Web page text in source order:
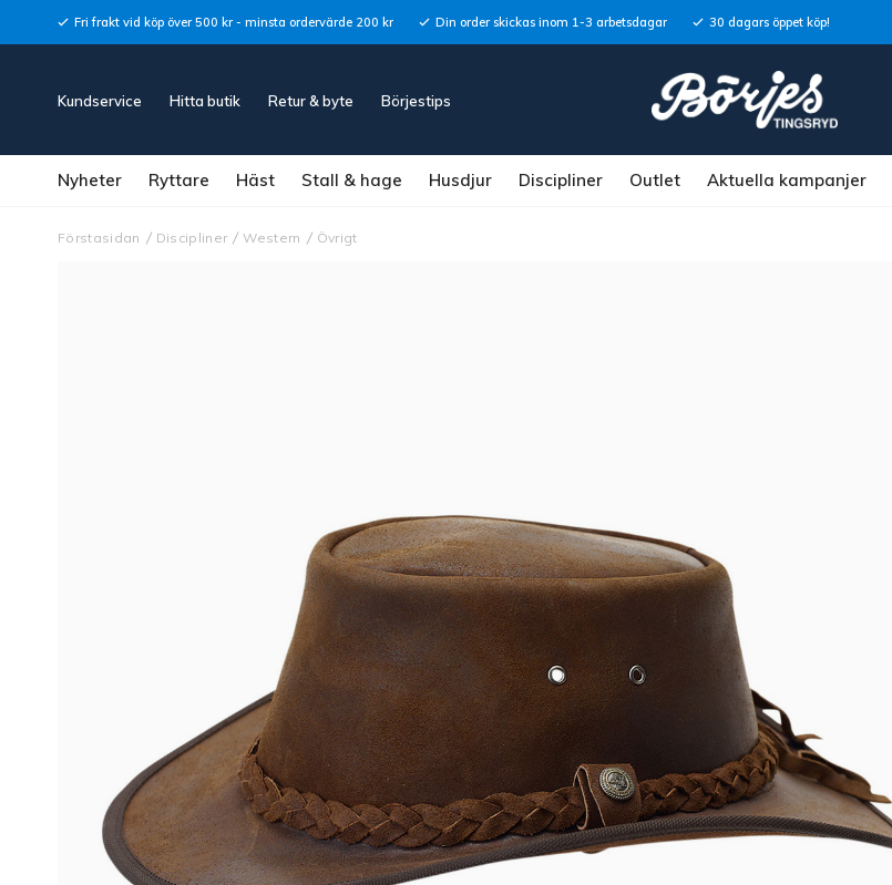
Fri frakt vid köp över 500 kr - minsta ordervärde 200 kr Din order skickas inom 1-3 arbetsdagar 30 dagars öppet köp!
Kundservice Hitta butik Retur & byte Börjestips
Nyheter Ryttare Häst Stall & hage Husdjur Discipliner Outlet Aktuella kampanjer
Förstasidan Discipliner Western Övrigt